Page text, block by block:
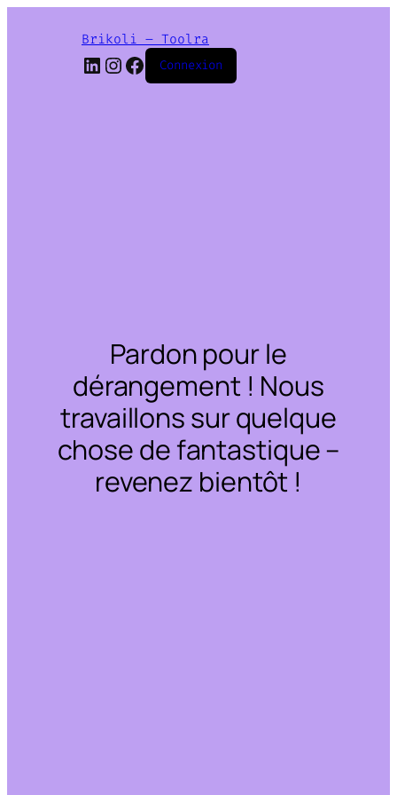
Brikoli – Toolra
LinkedIn
Instagram
Facebook
Connexion
Pardon pour le
dérangement ! Nous
travaillons sur quelque
chose de fantastique –
revenez bientôt !